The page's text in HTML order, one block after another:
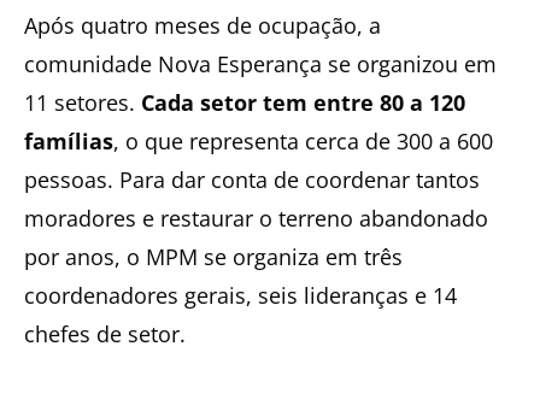
Após quatro meses de ocupação, a
comunidade Nova Esperança se organizou em
11 setores. Cada setor tem entre 80 a 120
famílias, o que representa cerca de 300 a 600
pessoas. Para dar conta de coordenar tantos
moradores e restaurar o terreno abandonado
por anos, o MPM se organiza em três
coordenadores gerais, seis lideranças e 14
chefes de setor.